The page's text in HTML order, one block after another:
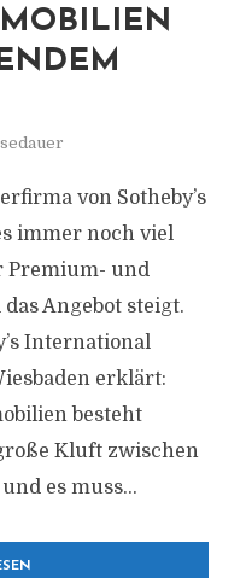
von Sotheby’s
immer noch viel
Premium- und
Angebot steigt.
International
erklärt:
besteht
Kluft zwischen
es muss...